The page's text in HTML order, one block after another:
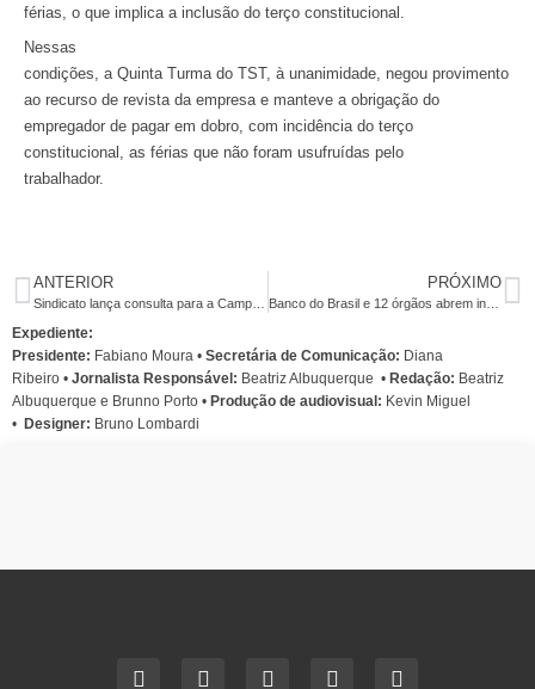
férias, o que implica a inclusão do terço constitucional.
Nessas
condições, a Quinta Turma do TST, à unanimidade, negou provimento
ao recurso de revista da empresa e manteve a obrigação do
empregador de pagar em dobro, com incidência do terço
constitucional, as férias que não foram usufruídas pelo
trabalhador.
ANTERIOR
Sindicato lança consulta para a Campanha Nacional dos Bancários 2011
PRÓXIMO
Banco do Brasil e 12 órgãos abrem inscrições para 1,4 mil vagas
Expediente:
Presidente: Fabiano Moura • Secretária de Comunicação: Diana
Ribeiro • Jornalista Responsável: Beatriz Albuquerque • Redação: Beatriz
Albuquerque e Brunno Porto • Produção de audiovisual: Kevin Miguel
• Designer: Bruno Lombardi